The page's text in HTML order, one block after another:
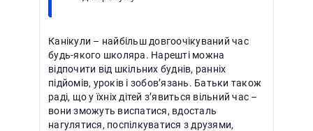
Канікули – найбільш довгоочікуваний час
будь-якого школяра. Нарешті можна
відпочити від шкільних буднів, ранніх
підйомів, уроків і зобов’язань. Батьки також
раді, що у їхніх дітей з’явиться вільний час –
вони зможуть виспатися, вдосталь
нагулятися, поспілкуватися з друзями,